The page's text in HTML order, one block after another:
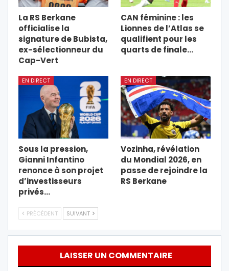
La RS Berkane
officialise la
signature de Bubista,
ex-sélectionneur du
Cap-Vert
CAN féminine : les
Lionnes de l’Atlas se
qualifient pour les
quarts de finale…
EN DIRECT
Sous la pression,
Gianni Infantino
renonce à son projet
d’investisseurs
privés…
EN DIRECT
Vozinha, révélation
du Mondial 2026, en
passe de rejoindre la
RS Berkane
PRÉCÉDENT SUIVANT
LAISSER UN COMMENTAIRE